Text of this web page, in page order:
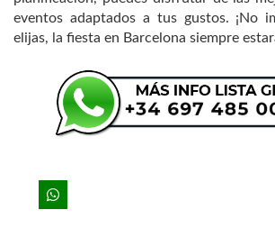
eventos adaptados a tus gustos. ¡No
elijas, la fiesta en Barcelona siempre